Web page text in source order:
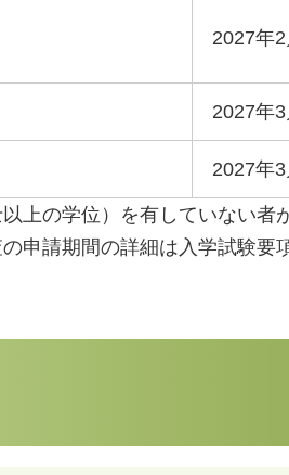
2027年
2027年
2027年
上の学位）を有していない者
申請期間の詳細は入学試験要